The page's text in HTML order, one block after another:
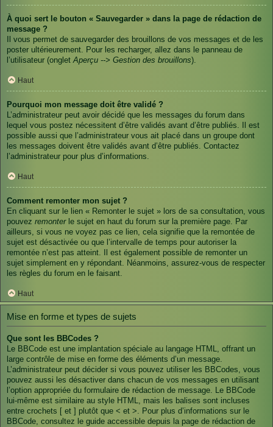
À quoi sert le bouton « Sauvegarder » dans la page de rédaction de
message ?
Il vous permet de sauvegarder des brouillons de vos messages et de les
poster ultérieurement. Pour les recharger, allez dans le panneau de
l’utilisateur (ongletAperçu --> Gestion des brouillons).
Haut
Pourquoi mon message doit être validé ?
L’administrateur peut avoir décidé que les messages du forum dans
lequel vous postez nécessitent d’être validés avant d’être publiés. Il est
possible aussi que l’administrateur vous ait placé dans un groupe dont
les messages doivent être validés avant d’être publiés. Contactez
l’administrateur pour plus d’informations.
Haut
Comment remonter mon sujet ?
En cliquant sur le lien « Remonter le sujet » lors de sa consultation, vous
pouvez remonterle sujet en haut du forum sur la première page. Par
ailleurs, si vous ne voyez pas ce lien, cela signifie que la remontée de
sujet est désactivée ou que l’intervalle de temps pour autoriser la
remontée n’est pas atteint. Il est également possible de remonter un
sujet simplement en y répondant. Néanmoins, assurez-vous de respecter
les règles du forum en le faisant.
Haut
Mise en forme et types de sujets
Que sont les BBCodes ?
Le BBCode est une implantation spéciale au langage HTML, offrant un
large contrôle de mise en forme des éléments d’un message.
L’administrateur peut décider si vous pouvez utiliser les BBCodes, vous
pouvez aussi les désactiver dans chacun de vos messages en utilisant
l’option appropriée du formulaire de rédaction de message. Le BBCode
lui-même est similaire au style HTML, mais les balises sont incluses
entre crochets [ et ] plutôt que < et >. Pour plus d’informations sur le
BBCode, consultez le guide accessible depuis la page de rédaction de